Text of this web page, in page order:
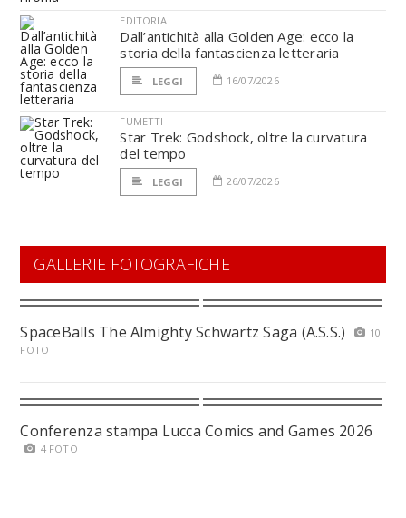
EDITORIA
Dall’antichità alla Golden Age: ecco la
storia della fantascienza letteraria
LEGGI 16/07/2026
FUMETTI
Star Trek: Godshock, oltre la curvatura
del tempo
LEGGI 26/07/2026
GALLERIE FOTOGRAFICHE
SpaceBalls The Almighty Schwartz Saga (A.S.S.)
10
FOTO
Conferenza stampa Lucca Comics and Games 2026
4 FOTO